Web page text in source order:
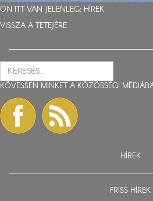
ÖN ITT VAN JELENLEG: HÍREK
VISSZA A TETEJÉRE
KÖVESSEN MINKET A KÖZÖSSÉGI
HÍREK
FRISS HÍREK